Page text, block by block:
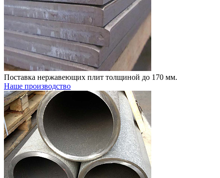
Поставка нержавеющих плит толщиной до 170 мм.
Наше производство